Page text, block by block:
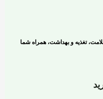
تغذیه و بهداشت، همراه شما